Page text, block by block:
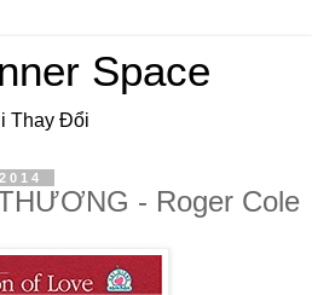
Space
Thay Đổi
- Roger Cole